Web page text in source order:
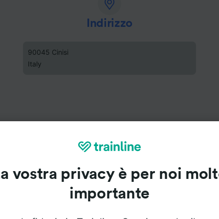
Indirizzo
90045 Cinisi
Italy
Stazione di Cinisi - Terrasini
vostra privacy è per noi
importante